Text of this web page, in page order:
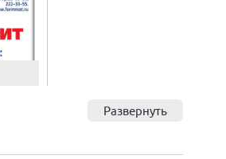
Развернуть